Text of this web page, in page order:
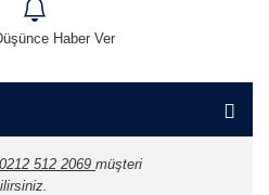
Haber Ver
0212 512 2069 müşteri